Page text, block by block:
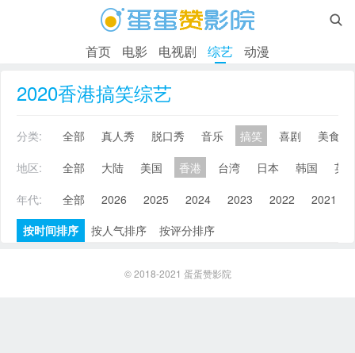

首页 电影 电视剧 综艺 动漫
2020香港搞笑综艺
分类: 全部 真人秀 脱口秀 音乐 搞笑 喜剧
美食
地区:
全部 大陆 美国 香港 台湾 日本 韩国
英
年代:
全部 2026 2025 2024 2023 2022 2021
按时间排序
按人气排序 按评分排序
© 2018-2021 蛋蛋赞影院